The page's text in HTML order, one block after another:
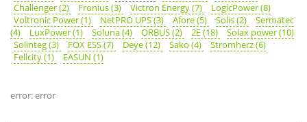
Challenger (2)
Fronius (3) Victron Energy (7)
LogicPower (8)
Voltronic Power (1)
NetPRO UPS (3) Afore (5) Solis (2)
Sermatec
(4)
LuxPower (1) Soluna (4) ORBUS (2) 2E (18)
Solax power (10)
Solinteg (3)
FOX ESS (7) Deye (12) Sako (4)
Stromherz (6)
Felicity (1)
EASUN (1)
error: error